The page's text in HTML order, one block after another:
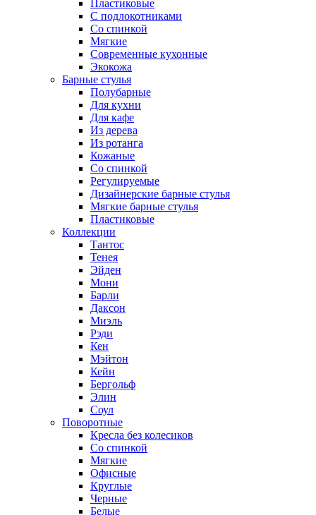
Пластиковые
С подлокотниками
Со спинкой
Мягкие
Современные кухонные
Экокожа
Барные стулья
Полубарные
Для кухни
Для кафе
Из дерева
Из ротанга
Кожаные
Со спинкой
Регулируемые
Дизайнерские барные стулья
Мягкие барные стулья
Пластиковые
Коллекции
Тантос
Тенея
Эйден
Мони
Барли
Даксон
Миэль
Рэди
Кен
Мэйтон
Кейн
Бергольф
Элин
Соул
Поворотные
Кресла без колесиков
Со спинкой
Мягкие
Офисные
Круглые
Черные
Белые